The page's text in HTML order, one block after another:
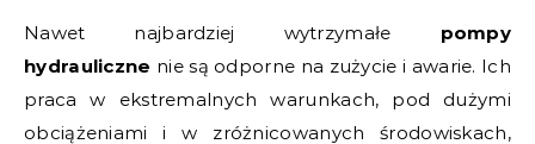
Nawet najbardziej wytrzymałe pompy
hydrauliczne nie są odporne na zużycie i awarie. Ich
praca w ekstremalnych warunkach, pod dużymi
obciążeniami i w zróżnicowanych środowiskach,